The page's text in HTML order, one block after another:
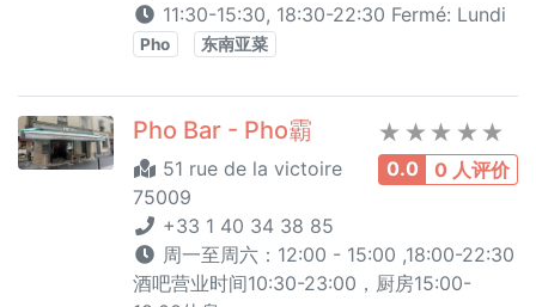
11:30-15:30, 18:30-22:30 Fermé: Lundi
Pho 东南亚菜
0.0 0 人评价
Pho Bar - Pho霸
51 rue de la victoire
75009
+33 1 40 34 38 85
周一至周六：12:00 - 15:00 ,18:00-22:30
酒吧营业时间10:30-23:00，厨房15:00-